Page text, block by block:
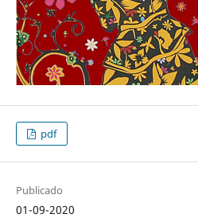
pdf
Publicado
01-09-2020